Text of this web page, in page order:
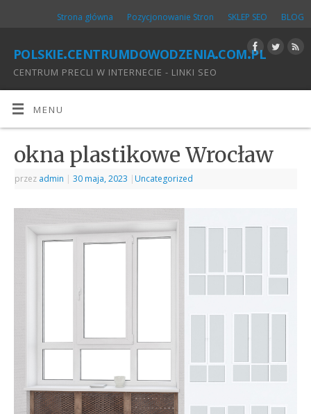
Strona główna Pozycjonowanie Stron SKLEP SEO BLOG
polskie.centrumdowodzenia.com.pl
CENTRUM PRECLI W INTERNECIE - LINKI SEO
MENU
okna plastikowe Wrocław
przez admin | 30 maja, 2023 | Uncategorized